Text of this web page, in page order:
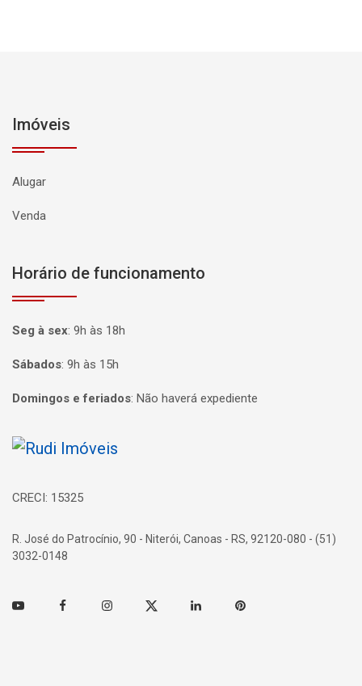
Imóveis
Alugar
Venda
Horário de funcionamento
Seg à sex: 9h às 18h
Sábados: 9h às 15h
Domingos e feriados: Não haverá expediente
Página inicial
CRECI: 15325
R. José do Patrocínio, 90 - Niterói, Canoas - RS, 92120-080 - (51)
3032-0148
Youtube FacebookInstagramTwitter Linkedin Pinterest